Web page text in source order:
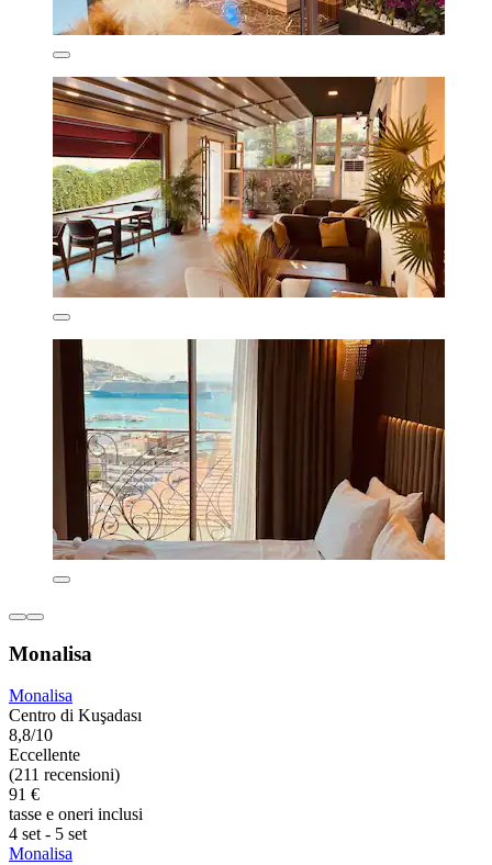
Monalisa
Monalisa
Centro di Kuşadası
8,8/10
Eccellente
(211 recensioni)
91 €
tasse e oneri inclusi
4 set - 5 set
Monalisa